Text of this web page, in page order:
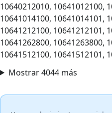
10640212010, 10641012100,
10641014100, 10641014101,
10641212100, 10641212101,
10641262800, 10641263800,
10641512100, 10641512101,
Mostrar 4044 más